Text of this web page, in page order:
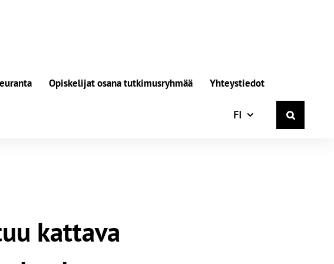
Opiskelijat osana tutkimusryhmää Yhteystiedot
FI Suomi
kattava